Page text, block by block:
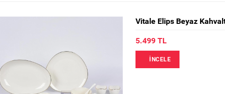
Vitale Elips Beyaz
5.499 TL
İNCELE